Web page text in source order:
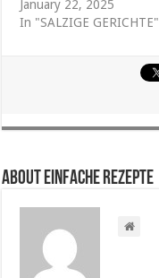
January 22, 2025
In "SALZIGE GERICHTE"
About Einfache Rezepte